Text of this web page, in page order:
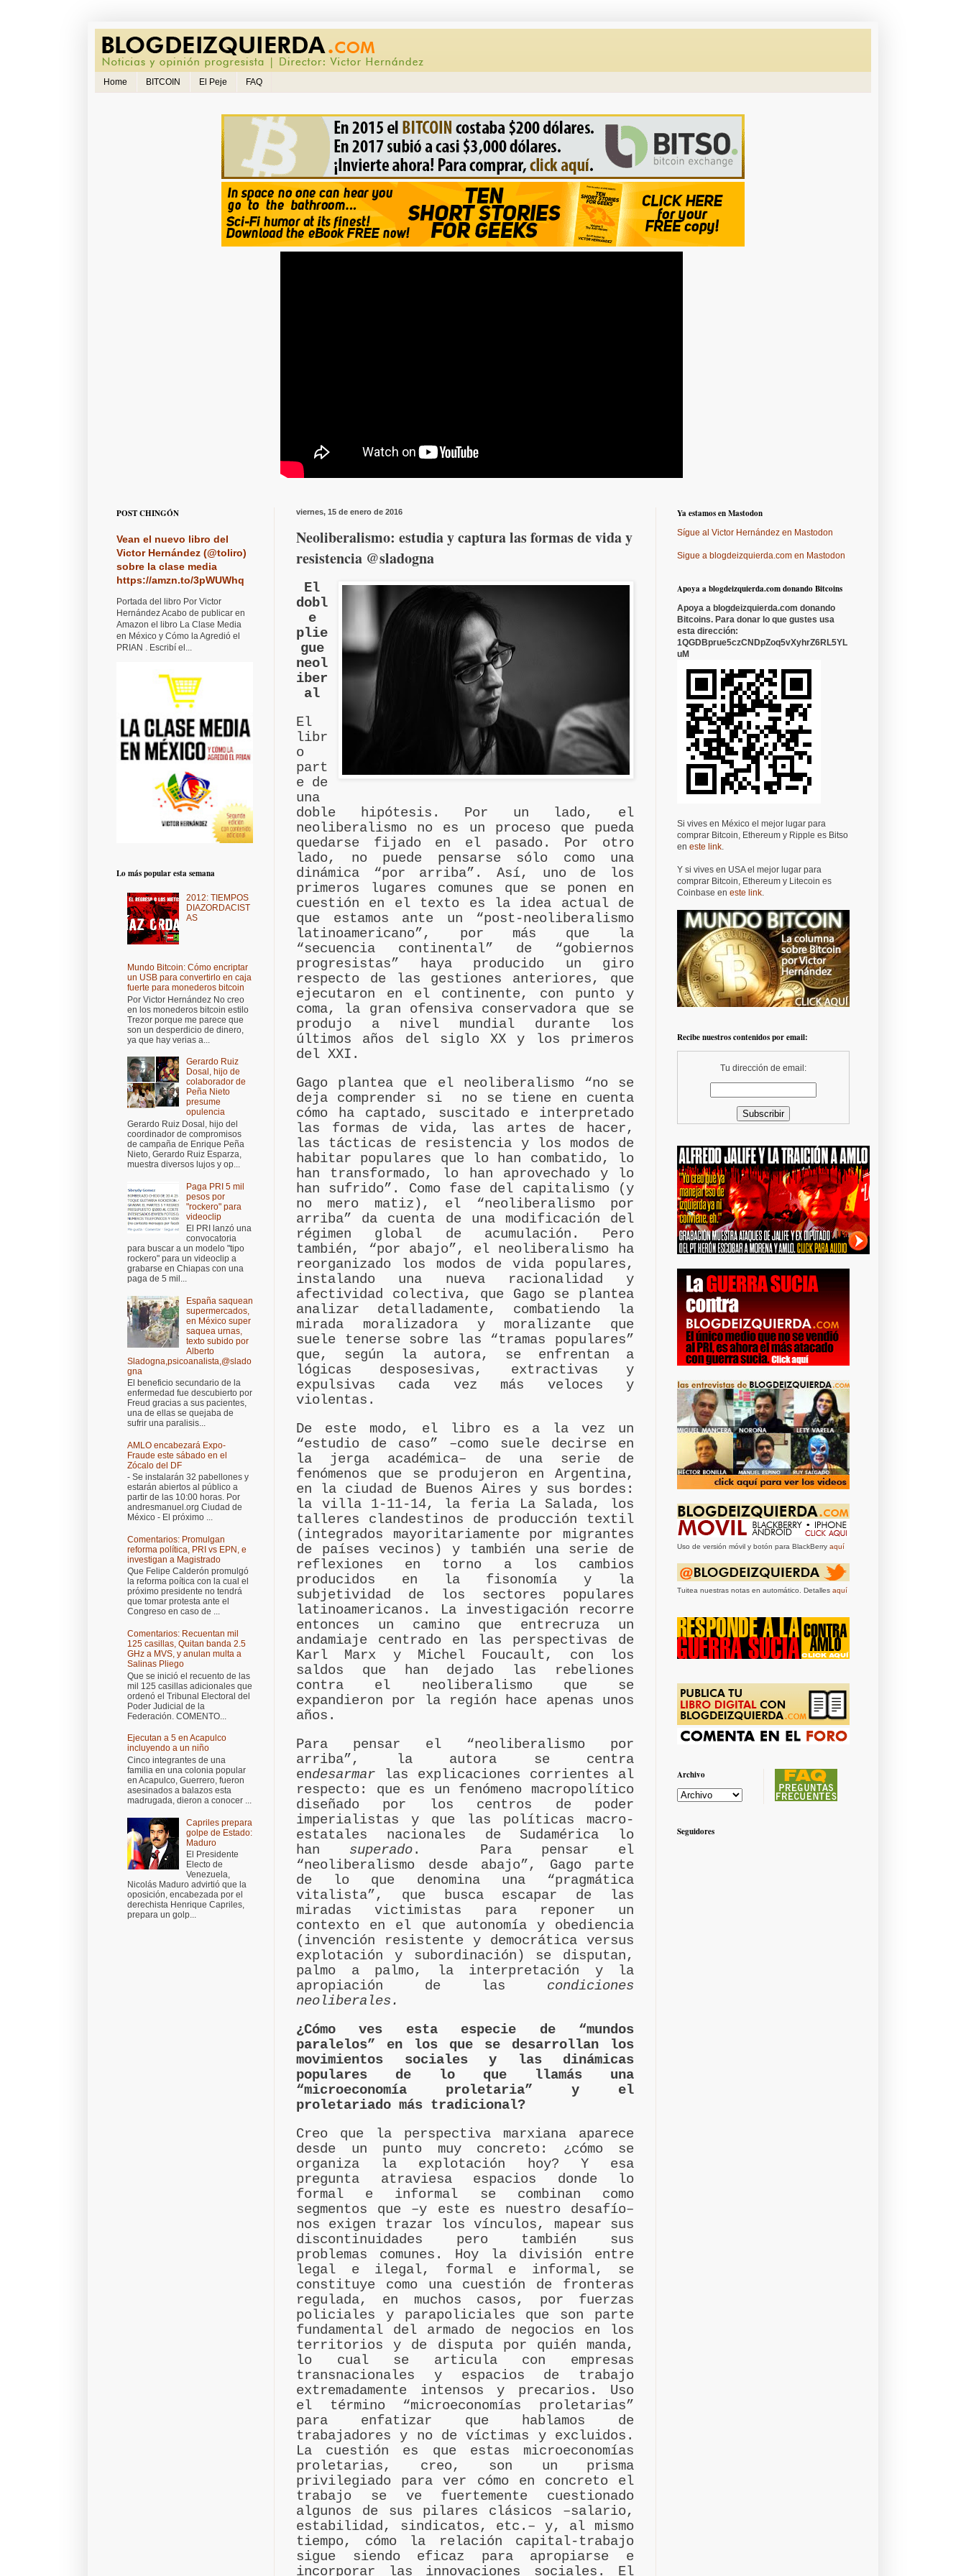
Home BITCOIN El Peje FAQ
viernes, 15 de enero de 2016
Neoliberalismo: estudia y captura las formas de vida y
resistencia @sladogna
El
dobl
e
plie
gue
neol
iber
al
El
libr
o
part
e de
una
doble hipótesis. Por un lado, el
neoliberalismo no es un proceso que pueda
quedarse fijado en el pasado. Por otro
lado, no puede pensarse sólo como una
dinámica “por arriba”. Así, uno de los
primeros lugares comunes que se ponen en
cuestión en el texto es la idea actual de
que estamos ante un “post-neoliberalismo
latinoamericano”, por más que la
“secuencia continental” de “gobiernos
progresistas” haya producido un giro
respecto de las gestiones anteriores, que
ejecutaron en el continente, con punto y
coma, la gran ofensiva conservadora que se
produjo a nivel mundial durante los
últimos años del siglo XX y los primeros
del XXI.
Gago plantea que el neoliberalismo “no se
deja comprender si no se tiene en cuenta
cómo ha captado, suscitado e interpretado
las formas de vida, las artes de hacer,
las tácticas de resistencia y los modos de
habitar populares que lo han combatido, lo
han transformado, lo han aprovechado y lo
han sufrido”. Como fase del capitalismo (y
no mero matiz), el “neoliberalismo por
arriba” da cuenta de una modificación del
régimen global de acumulación. Pero
también, “por abajo”, el neoliberalismo ha
reorganizado los modos de vida populares,
instalando una nueva racionalidad y
afectividad colectiva, que Gago se plantea
analizar detalladamente, combatiendo la
mirada moralizadora y moralizante que
suele tenerse sobre las “tramas populares”
que, según la autora, se enfrentan a
lógicas desposesivas, extractivas y
expulsivas cada vez más veloces y
violentas.
De este modo, el libro es a la vez un
“estudio de caso” –como suele decirse en
la jerga académica– de una serie de
fenómenos que se produjeron en Argentina,
en la ciudad de Buenos Aires y sus bordes:
la villa 1-11-14, la feria La Salada, los
talleres clandestinos de producción textil
(integrados mayoritariamente por migrantes
de países vecinos) y también una serie de
reflexiones en torno a los cambios
producidos en la fisonomía y la
subjetividad de los sectores populares
latinoamericanos. La investigación recorre
entonces un camino que entrecruza un
andamiaje centrado en las perspectivas de
Karl Marx y Michel Foucault, con los
saldos que han dejado las rebeliones
contra el neoliberalismo que se
expandieron por la región hace apenas unos
años.
Para pensar el “neoliberalismo por
arriba”, la autora se centra
endesarmar las explicaciones corrientes al
respecto: que es un fenómeno macropolítico
diseñado por los centros de poder
imperialistas y que las políticas macro-
estatales nacionales de Sudamérica lo
han superado. Para pensar el
“neoliberalismo desde abajo”, Gago parte
de lo que denomina una “pragmática
vitalista”, que busca escapar de las
miradas victimistas para reponer un
contexto en el que autonomía y obediencia
(invención resistente y democrática versus
explotación y subordinación) se disputan,
palmo a palmo, la interpretación y la
apropiación de las condiciones
neoliberales.
¿Cómo ves esta especie de “mundos
paralelos” en los que se desarrollan los
movimientos sociales y las dinámicas
populares de lo que llamás una
“microeconomía proletaria” y el
proletariado más tradicional?
Creo que la perspectiva marxiana aparece
desde un punto muy concreto: ¿cómo se
organiza la explotación hoy? Y esa
pregunta atraviesa espacios donde lo
formal e informal se combinan como
segmentos que –y este es nuestro desafío–
nos exigen trazar los vínculos, mapear sus
discontinuidades pero también sus
problemas comunes. Hoy la división entre
legal e ilegal, formal e informal, se
constituye como una cuestión de fronteras
regulada, en muchos casos, por fuerzas
policiales y parapoliciales que son parte
fundamental del armado de negocios en los
territorios y de disputa por quién manda,
lo cual se articula con empresas
transnacionales y espacios de trabajo
extremadamente intensos y precarios. Uso
el término “microeconomías proletarias”
para enfatizar que hablamos de
trabajadores y no de víctimas y excluidos.
La cuestión es que estas microeconomías
proletarias, creo, son un prisma
privilegiado para ver cómo en concreto el
trabajo se ve fuertemente cuestionado
algunos de sus pilares clásicos –salario,
estabilidad, sindicatos, etc.– y, al mismo
tiempo, cómo la relación capital-trabajo
sigue siendo eficaz para apropiarse e
incorporar las innovaciones sociales. El
POST CHINGÓN
Vean el nuevo libro del
Victor Hernández (@toliro)
sobre la clase media
https://amzn.to/3pWUWhq
Portada del libro Por Victor
Hernández Acabo de publicar en
Amazon el libro La Clase Media
en México y Cómo la Agredió el
PRIAN . Escribí el...
Lo más popular esta semana
2012: TIEMPOS
DIAZORDACIST
AS
Mundo Bitcoin: Cómo encriptar
un USB para convertirlo en caja
fuerte para monederos bitcoin
Por Victor Hernández No creo
en los monederos bitcoin estilo
Trezor porque me parece que
son un desperdicio de dinero,
ya que hay verias a...
Gerardo Ruiz
Dosal, hijo de
colaborador de
Peña Nieto
presume
opulencia
Gerardo Ruiz Dosal, hijo del
coordinador de compromisos
de campaña de Enrique Peña
Nieto, Gerardo Ruiz Esparza,
muestra diversos lujos y op...
Paga PRI 5 mil
pesos por
"rockero" para
videoclip
El PRI lanzó una
convocatoria
para buscar a un modelo "tipo
rockero" para un videoclip a
grabarse en Chiapas con una
paga de 5 mil...
España saquean
supermercados,
en México super
saquea urnas,
texto subido por
Alberto
Sladogna,psicoanalista,@slado
gna
El beneficio secundario de la
enfermedad fue descubierto por
Freud gracias a sus pacientes,
una de ellas se quejaba de
sufrir una paralisis...
AMLO encabezará Expo-
Fraude este sábado en el
Zócalo del DF
- Se instalarán 32 pabellones y
estarán abiertos al público a
partir de las 10:00 horas. Por
andresmanuel.org Ciudad de
México - El próximo ...
Comentarios: Promulgan
reforma política, PRI vs EPN, e
investigan a Magistrado
Que Felipe Calderón promulgó
la reforma poítica con la cual el
próximo presidente no tendrá
que tomar protesta ante el
Congreso en caso de ...
Comentarios: Recuentan mil
125 casillas, Quitan banda 2.5
GHz a MVS, y anulan multa a
Salinas Pliego
Que se inició el recuento de las
mil 125 casillas adicionales que
ordenó el Tribunal Electoral del
Poder Judicial de la
Federación. COMENTO...
Ejecutan a 5 en Acapulco
incluyendo a un niño
Cinco integrantes de una
familia en una colonia popular
en Acapulco, Guerrero, fueron
asesinados a balazos esta
madrugada, dieron a conocer ...
Capriles prepara
golpe de Estado:
Maduro
El Presidente
Electo de
Venezuela,
Nicolás Maduro advirtió que la
oposición, encabezada por el
derechista Henrique Capriles,
prepara un golp...
Ya estamos en Mastodon
Sígue al Victor Hernández en Mastodon
Sigue a blogdeizquierda.com en Mastodon
Apoya a blogdeizquierda.com donando Bitcoins
Apoya a blogdeizquierda.com donando
Bitcoins. Para donar lo que gustes usa
esta dirección:
1QGDBprue5czCNDpZoq5vXyhrZ6RL5YL
uM
Si vives en México el mejor lugar para
comprar Bitcoin, Ethereum y Ripple es Bitso
en este link.
Y si vives en USA el mejor lugar para
comprar Bitcoin, Ethereum y Litecoin es
Coinbase en este link.
Recibe nuestros contenidos por email:
Tu dirección de email:
Uso de versión móvil y botón para BlackBerry aquí
Tuitea nuestras notas en automático. Detalles aquí
Archivo
Seguidores